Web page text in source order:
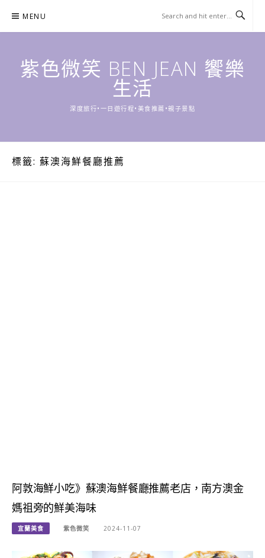
content
MENU
紫色微笑 BEN JEAN 饗樂
生活
深度旅行•一日遊行程•美食推薦•親子景點
標籤: 蘇澳海鮮餐廳推薦
阿敦海鮮小吃》蘇澳海鮮餐廳推薦老店，南方澳金
媽祖旁的鮮美海味
宜蘭美食 紫色微笑 2024-11-07